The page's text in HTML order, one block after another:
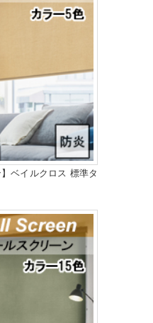
ベイルクロス 標準タ